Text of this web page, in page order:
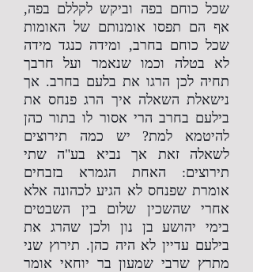
שכל כוחם בפה וביקש לקללם בפה,
אף הם תפסו אומנותם של האומות
שכל כוחם בחרב, ומידה כנגד מידה
לא בטלה וכמו שנאמר ועל חרבך
תחיה לכן הרגו את בלעם בחרב. אך
נישאלת השאלה איך הרג פנחס את
בילעם בחרב הרי אסור לו בתור כהן
להיטמא למת? יש כמה תירוצים
לשאלה זאת אך נביא בע"ה שתי
תירוצים: האחת הגמרא בזבחים
אומרת שפנחס לא הגיע לכהונה אלא
אחרי שהשכין שלום בין השבטים
בימי יהושע בן נון ולכן שהרג את
בילעם עדיין לא היה כהן. תירוץ שני
מתרץ שרבי שמעון בר יוחאי אומר